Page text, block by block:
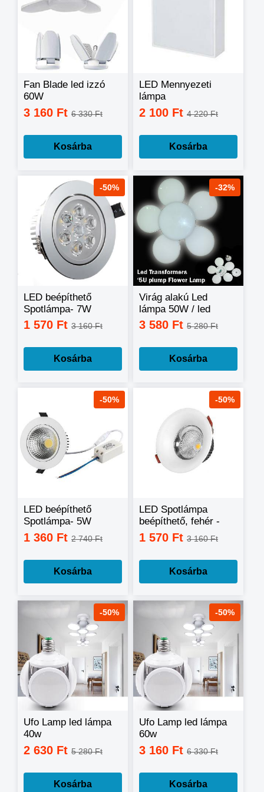
Fan Blade led izzó
60W
3 160 Ft 6 330 Ft
Kosárba
LED Mennyezeti
lámpa
LED/16W/230V
2 100 Ft 4 220 Ft
Kosárba
-50%
LED beépíthető
Spotlámpa- 7W
1 570 Ft 3 160 Ft
Kosárba
-32%
Virág alakú Led
lámpa 50W / led
transformers 5u
plum flower lamp /
3 580 Ft 5 280 Ft
Kosárba
-50%
LED beépíthető
Spotlámpa- 5W
1 360 Ft 2 740 Ft
Kosárba
-50%
LED Spotlámpa
beépíthető, fehér -
7W
1 570 Ft 3 160 Ft
Kosárba
-50%
Ufo Lamp led lámpa
40w
2 630 Ft 5 280 Ft
Kosárba
-50%
Ufo Lamp led lámpa
60w
3 160 Ft 6 330 Ft
Kosárba